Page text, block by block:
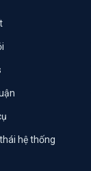
hệ thống